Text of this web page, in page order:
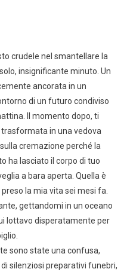
crudele nel smantellare la
insignificante minuto. Un
ancorata in un
di un futuro condiviso
Il momento dopo, ti
in una vedova
cremazione perché la
ha lasciato il corpo di tuo
a bara aperta. Quella è
la mia vita sei mesi fa.
gettandomi in un oceano
lottavo disperatamente per
sono state una confusa,
silenziosi preparativi funebri,